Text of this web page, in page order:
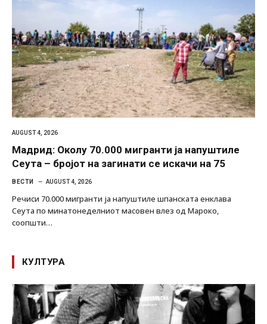
AUGUST 4, 2026
Мадрид: Околу 70.000 мигранти ја напуштиле
Сеута – бројот на загинати се искачи на 75
ВЕСТИ AUGUST 4, 2026
Речиси 70.000 мигранти ја напуштиле шпанската енклава
Сеута по минатонеделниот масовен влез од Мароко,
соопшти…
КУЛТУРА